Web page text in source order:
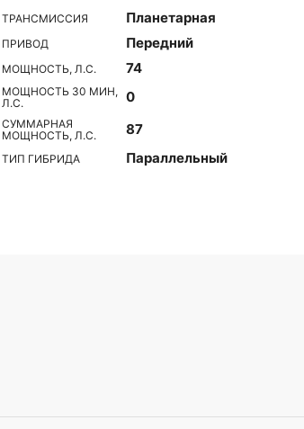
ТРАНСМИССИЯ Планетарная
ПРИВОД Передний
МОЩНОСТЬ, Л.С. 74
МОЩНОСТЬ 30 МИН,
Л.С.
0
СУММАРНАЯ
МОЩНОСТЬ, Л.С.
87
ТИП ГИБРИДА Параллельный